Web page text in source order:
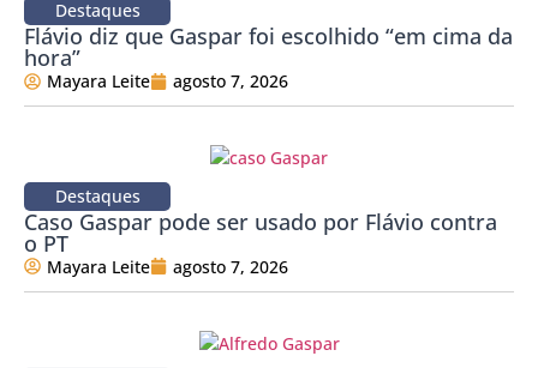
Destaques
Flávio diz que Gaspar foi escolhido “em cima da
hora”
Mayara Leite agosto 7, 2026
Destaques
Caso Gaspar pode ser usado por Flávio contra
o PT
Mayara Leite agosto 7, 2026